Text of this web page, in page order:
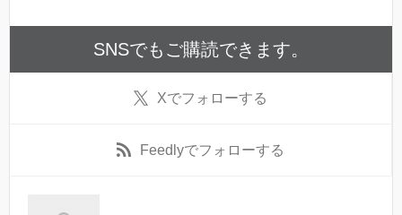
SNSでもご購読できます。
Xでフォローする
Feedlyでフォローする